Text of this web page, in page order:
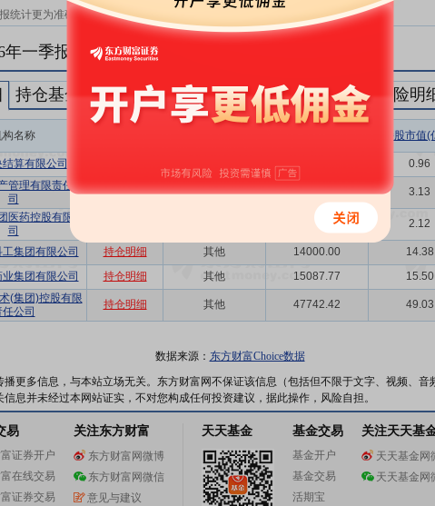
统计更为准确。
一季报机构持仓明细
持仓基金明细 持仓QFII明细 持仓社保明细 持仓保险明
构名称 持股市值(
算有限公司 0.96
管理有限责任公
司
持仓明细 其他 3051.41 3.13
医药控股有限公
司
2065.14 2.12
集团有限公司 持仓明细 其他 14000.00 14.38
集团有限公司 持仓明细 其他 15087.77 15.50
(集团)控股有限
任公司
持仓明细 其他 47742.42 49.03
数据来源： 东方财富Choice数据
更多信息，与本站立场无关。东方财富网不保证该信息（包括但不限于文字、视频、
息并未经过本网站证实，不对您构成任何投资建议，据此操作，风险自担。
易
证券开户
在线交易
证券交易
关注东方财富
东方财富网微博
东方财富网微信
意见与建议
天天基金 基金交易
基金开户
基金交易
活期宝
关注天天基
天天基金网
天天基金网